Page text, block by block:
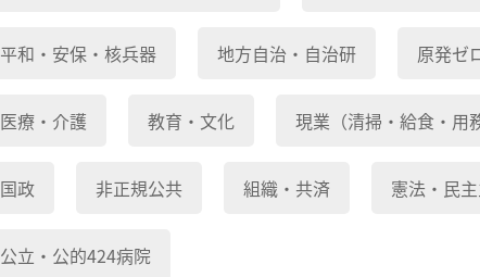
平和・安保・核兵器 地方自治・自治研 原発ゼ
医療・介護 教育・文化 現業（清掃・給食・用
国政 非正規公共 組織・共済 憲法・民
公立・公的424病院